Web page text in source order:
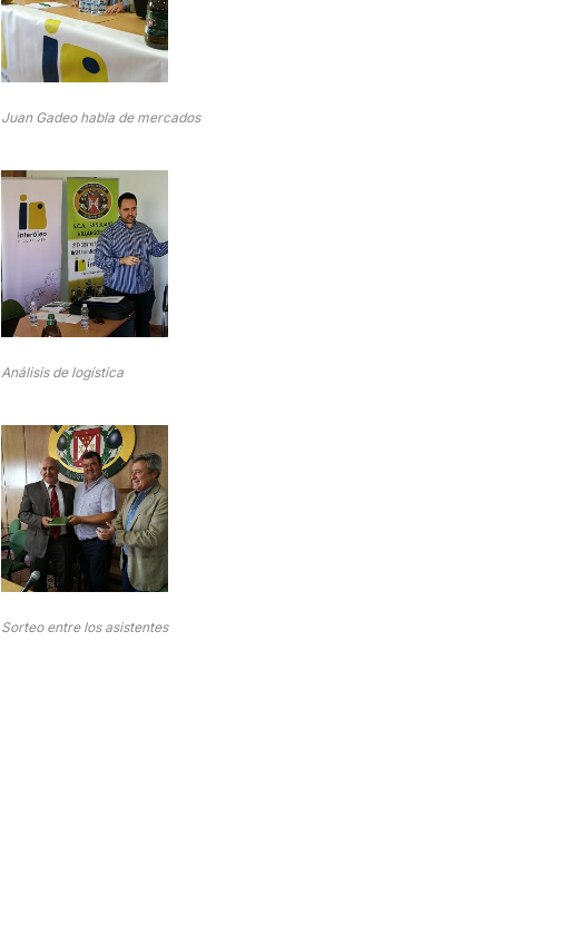
Juan Gadeo habla de mercados
Análisis de logística
Sorteo entre los asistentes